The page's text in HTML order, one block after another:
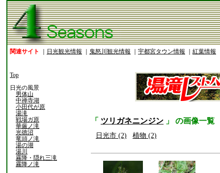
関連サイト 日光観光情報 鬼怒川観光情報 宇都宮タウン情報 紅葉情報
Top
日光の風景
男体山
中禅寺湖
小田代が原
湯滝
戦場ガ原
華厳ノ滝
光徳沼
竜頭ノ滝
湯の湖
湯川
霧降・隠れ三滝
霧降ノ滝
「 ツリガネニンジン 」 の画像一覧
日光市 (2) 植物 (2)